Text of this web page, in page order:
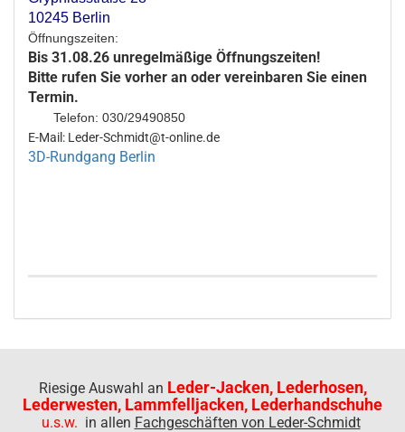
10245 Berlin
Öffnungszeiten:
Bis 31.08.26 unregelmäßige Öffnungszeiten!
Bitte rufen Sie vorher an oder vereinbaren Sie einen
Termin.
Telefon: 030/29490850
E-Mail: Leder-Schmidt@t-online.de
3D-Rundgang Berlin
Riesige Auswahl an Leder-Jacken, Lederhosen,
Lederwesten, Lammfelljacken, Lederhandschuhe
u.s.w. in allen Fachgeschäften von Leder-Schmidt